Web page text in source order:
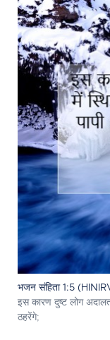
भजन संहिता 1:5
इस कारण दुष्ट लोग
ठहरेंगे;